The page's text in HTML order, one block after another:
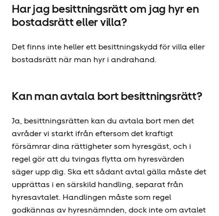
Har jag besittningsrätt om jag hyr en
bostadsrätt eller villa?
Det finns inte heller ett besittningskydd för villa eller
bostadsrätt när man hyr i andrahand.
Kan man avtala bort besittningsrätt?
Ja, besittningsrätten kan du avtala bort men det
avråder vi starkt ifrån eftersom det kraftigt
försämrar dina rättigheter som hyresgäst, och i
regel gör att du tvingas flytta om hyresvärden
säger upp dig. Ska ett sådant avtal gälla måste det
upprättas i en särskild handling, separat från
hyresavtalet. Handlingen måste som regel
godkännas av hyresnämnden, dock inte om avtalet